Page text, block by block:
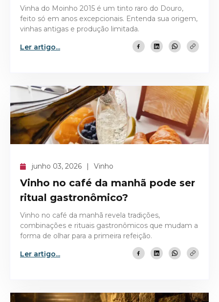
Vinha do Moinho 2015 é um tinto raro do Douro,
feito só em anos excepcionais. Entenda sua origem,
vinhas antigas e produção limitada.
Ler artigo...
junho 03, 2026 Vinho
Vinho no café da manhã pode ser
ritual gastronômico?
Vinho no café da manhã revela tradições,
combinações e rituais gastronômicos que mudam a
forma de olhar para a primeira refeição.
Ler artigo...